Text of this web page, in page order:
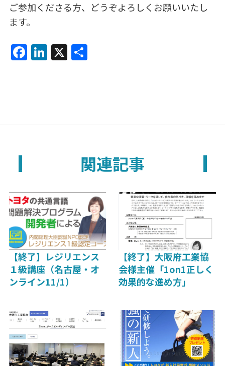
ご参加くださる方、どうぞよろしくお願いいたし
ます。
F
a
o
Li
n
n
X 共
関連記事
【終了】レジリエンス
１級講座（名古屋・オ
ンライン11/1）
【終了】大阪府工業協
会様主催「1on1正しく
効果的な進め方」